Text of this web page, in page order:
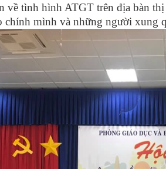
về tình hình ATGT trên địa bàn
chính mình và những người xung